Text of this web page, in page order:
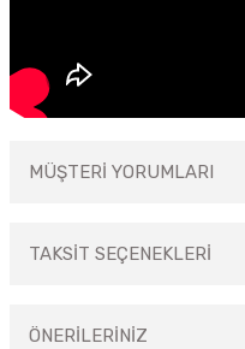
MÜŞTERİ YORUMLARI
TAKSİT SEÇENEKLERİ
ÖNERİLERİNİZ